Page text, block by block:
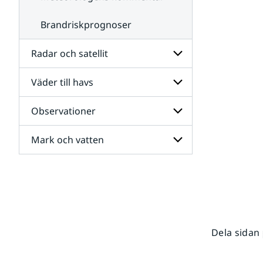
Brandriskprognoser
Radar och satellit
Undersidor
för
Radar
och
satellit
Väder till havs
Undersidor
för
Väder
till
havs
Observationer
Undersidor
för
Mark och vatten
Dela sidan